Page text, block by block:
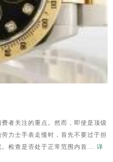
者关注的重点。然而，即使是顶级
力士手表走慢时，首先不要过于担
检查是否处于正常范围内首... 详